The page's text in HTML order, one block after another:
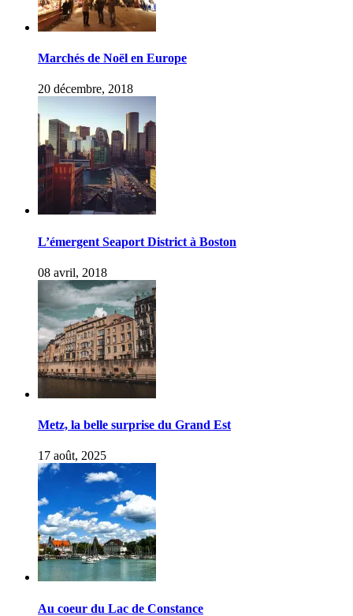
Marchés de Noël en Europe
20 décembre, 2018
L’émergent Seaport District à Boston
08 avril, 2018
Metz, la belle surprise du Grand Est
17 août, 2025
Au coeur du Lac de Constance